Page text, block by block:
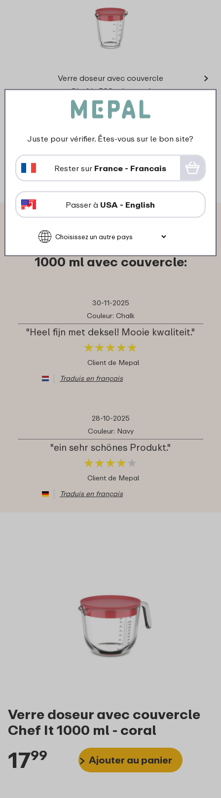
Verre doseur avec couvercle
Chef It 500 ml - coral
14
Regarder Commander
›
Ce que les autres disent à
propos de Verre doseur Chef It
1000 ml avec couvercle:
30-11-2025
Couleur: Chalk
"Heel fijn met deksel! Mooie kwaliteit."
★★★★★
★★★★★
Client de Mepal
Traduis en français
28-10-2025
Couleur: Navy
"ein sehr schönes Produkt."
★★★★ ★
★★★★ ★
Client de Mepal
Traduis en français
Verre doseur avec couvercle
Chef It 1000 ml - coral
1799 Ajouter au panier
Juste pour vérifier. Êtes-vous sur le bon site?
Rester sur France - Francais
Passer à USA - English